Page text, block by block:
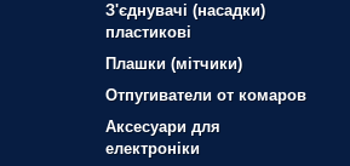
З'єднувачі (насадки)
пластикові
Плашки (мітчики)
Отпугиватели от комаров
Аксесуари для
електроніки